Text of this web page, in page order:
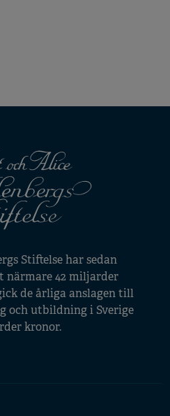
Stiftelse har sedan
närmare 42 miljarder
de årliga anslagen till
och utbildning i Sverige
kronor.